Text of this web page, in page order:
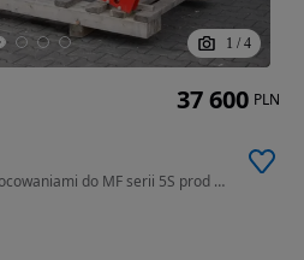
1 / 4
Ładowacz czołowy Q4L kpl z mocowaniami do MF serii 5S prod QUICKE 2024
37 600 PLN